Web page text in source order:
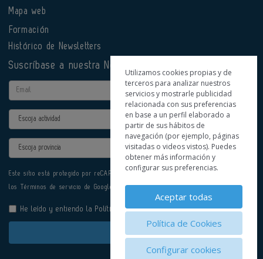
Mapa web
Formación
Histórico de Newsletters
Suscríbase a nuestra Newsletter
Email
Actividad
Provincia
Este sitio está protegido por reCAPTCHA y se aplican la
los Términos de servicio de Google.
He leído y entiendo la Política de Privacidad
Enviar
Utilizamos cookies propias y de
terceros para analizar nuestros
servicios y mostrarle publicidad
relacionada con sus preferencias
en base a un perfil elaborado a
partir de sus hábitos de
navegación (por ejemplo, páginas
visitadas o videos vistos). Puedes
obtener más información y
configurar sus preferencias.
Aceptar todas
Política de Cookies
Configurar cookies